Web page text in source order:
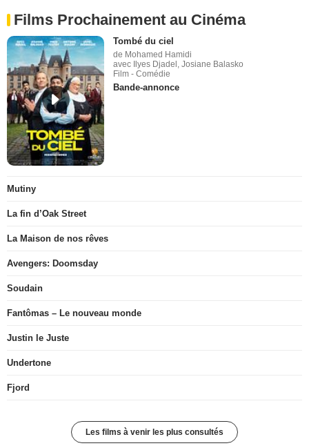
Films Prochainement au Cinéma
Tombé du ciel
de Mohamed Hamidi
avec Ilyes Djadel, Josiane Balasko
Film - Comédie
Bande-annonce
Mutiny
La fin d’Oak Street
La Maison de nos rêves
Avengers: Doomsday
Soudain
Fantômas – Le nouveau monde
Justin le Juste
Undertone
Fjord
Les films à venir les plus consultés